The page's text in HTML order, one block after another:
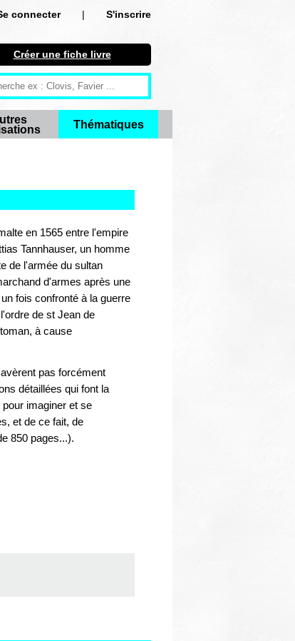
connecter |
S'inscrire
S'inscrire
Créer une fiche livre
Antiquité
Autres civilisations
Thématiques
Créer une fiche livre
Thématiques
en 1565 entre l'empire
Tannhauser, un homme
de l'armée du sultan
d'armes après une
fois confronté à la guerre
de st Jean de
à cause
pas forcément
détaillées qui font la
imaginer et se
et de ce fait, de
850 pages...).